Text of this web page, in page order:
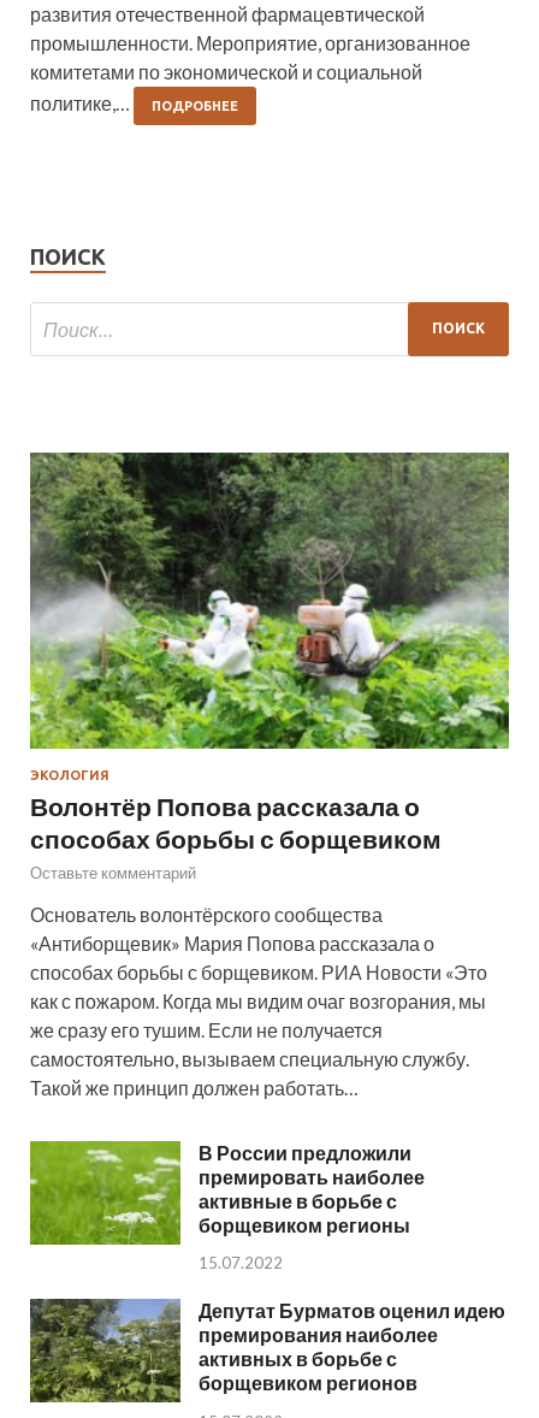
развития отечественной фармацевтической
промышленности. Мероприятие, организованное
комитетами по экономической и социальной
политике,…
ПОДРОБНЕЕ
ПОИСК
ЭКОЛОГИЯ
Волонтёр Попова рассказала о
способах борьбы с борщевиком
Оставьте комментарий
Основатель волонтёрского сообщества
«Антиборщевик» Мария Попова рассказала о
способах борьбы с борщевиком. РИА Новости «Это
как с пожаром. Когда мы видим очаг возгорания, мы
же сразу его тушим. Если не получается
самостоятельно, вызываем специальную службу.
Такой же принцип должен работать…
В России предложили
премировать наиболее
активные в борьбе с
борщевиком регионы
15.07.2022
Депутат Бурматов оценил идею
премирования наиболее
активных в борьбе с
борщевиком регионов